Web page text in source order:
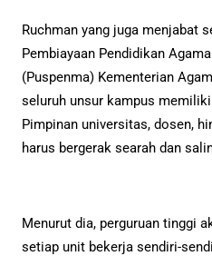
Ruchman yang juga menjabat
Pembiayaan Pendidikan
(Puspenma) Kementerian
seluruh unsur kampus
Pimpinan universitas, dosen,
harus bergerak searah dan
Menurut dia, perguruan tinggi
setiap unit bekerja sendiri-